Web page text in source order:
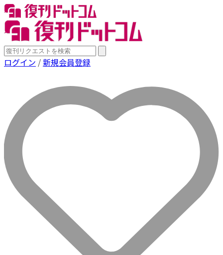
ログイン /新規会員登録